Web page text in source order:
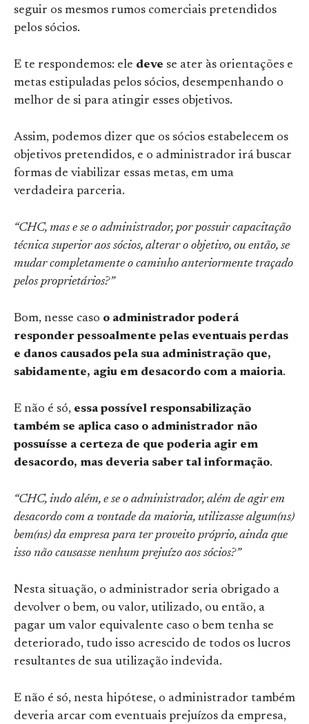
seguir os mesmos rumos comerciais pretendidos
pelos sócios.
E te respondemos: ele deve se ater às orientações e
metas estipuladas pelos sócios, desempenhando o
melhor de si para atingir esses objetivos.
Assim, podemos dizer que os sócios estabelecem os
objetivos pretendidos, e o administrador irá buscar
formas de viabilizar essas metas, em uma
verdadeira parceria.
“CHC, mas e se o administrador, por possuir capacitação
técnica superior aos sócios, alterar o objetivo, ou então, se
mudar completamente o caminho anteriormente traçado
pelos proprietários?”
Bom, nesse caso o administrador poderá
responder pessoalmente pelas eventuais perdas
e danos causados pela sua administração que,
sabidamente, agiu em desacordo com a maioria.
E não é só, essa possível responsabilização
também se aplica caso o administrador não
possuísse a certeza de que poderia agir em
desacordo, mas deveria saber tal informação.
“CHC, indo além, e se o administrador, além de agir em
desacordo com a vontade da maioria, utilizasse algum(ns)
bem(ns) da empresa para ter proveito próprio, ainda que
isso não causasse nenhum prejuízo aos sócios?”
Nesta situação, o administrador seria obrigado a
devolver o bem, ou valor, utilizado, ou então, a
pagar um valor equivalente caso o bem tenha se
deteriorado, tudo isso acrescido de todos os lucros
resultantes de sua utilização indevida.
E não é só, nesta hipótese, o administrador também
deveria arcar com eventuais prejuízos da empresa,